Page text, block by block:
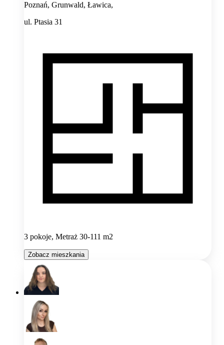
Poznań, Grunwald, Ławica,
ul. Ptasia 31
3 pokoje, Metraż 30-111 m2
Zobacz mieszkania